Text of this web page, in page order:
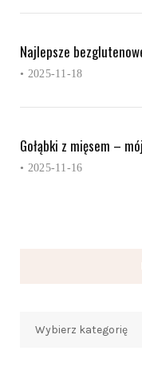
Najlepsze
• 2025-11-18
Gołąbki z mięsem –
• 2025-11-16